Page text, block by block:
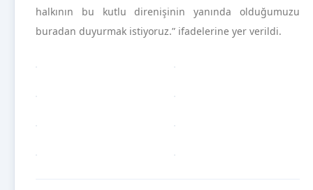
halkının bu kutlu direnişinin yanında olduğumuzu
buradan duyurmak istiyoruz.” ifadelerine yer verildi.